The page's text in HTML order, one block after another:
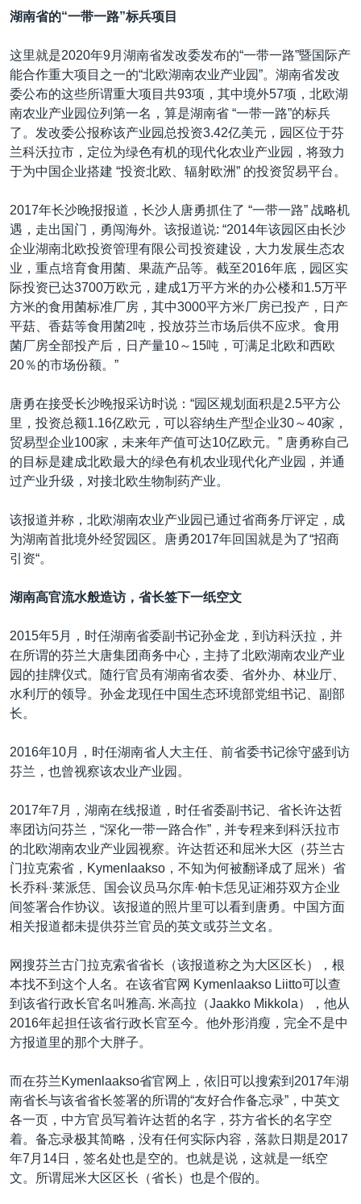
湖南省的“一带一路”标兵项目
这里就是2020年9月湖南省发改委发布的“一带一路”暨国际产
能合作重大项目之一的“北欧湖南农业产业园”。湖南省发改
委公布的这些所谓重大项目共93项，其中境外57项，北欧湖
南农业产业园位列第一名，算是湖南省 “一带一路”的标兵
了。发改委公报称该产业园总投资3.42亿美元，园区位于芬
兰科沃拉市，定位为绿色有机的现代化农业产业园，将致力
于为中国企业搭建 “投资北欧、辐射欧洲” 的投资贸易平台。
2017年长沙晚报报道，长沙人唐勇抓住了 “一带一路” 战略机
遇，走出国门，勇闯海外。该报道说: “2014年该园区由长沙
企业湖南北欧投资管理有限公司投资建设，大力发展生态农
业，重点培育食用菌、果蔬产品等。截至2016年底，园区实
际投资已达3700万欧元，建成1万平方米的办公楼和1.5万平
方米的食用菌标准厂房，其中3000平方米厂房已投产，日产
平菇、香菇等食用菌2吨，投放芬兰市场后供不应求。食用
菌厂房全部投产后，日产量10～15吨，可满足北欧和西欧
20％的市场份额。”
唐勇在接受长沙晚报采访时说：“园区规划面积是2.5平方公
里，投资总额1.16亿欧元，可以容纳生产型企业30～40家，
贸易型企业100家，未来年产值可达10亿欧元。” 唐勇称自己
的目标是建成北欧最大的绿色有机农业现代化产业园，并通
过产业升级，对接北欧生物制药产业。
该报道并称，北欧湖南农业产业园已通过省商务厅评定，成
为湖南首批境外经贸园区。唐勇2017年回国就是为了“招商
引资“。
湖南高官流水般造访，省长签下一纸空文
2015年5月，时任湖南省委副书记孙金龙，到访科沃拉，并
在所谓的芬兰大唐集团商务中心，主持了北欧湖南农业产业
园的挂牌仪式。随行官员有湖南省农委、省外办、林业厅、
水利厅的领导。孙金龙现任中国生态环境部党组书记、副部
长。
2016年10月，时任湖南省人大主任、前省委书记徐守盛到访
芬兰，也曾视察该农业产业园。
2017年7月，湖南在线报道，时任省委副书记、省长许达哲
率团访问芬兰，“深化一带一路合作”，并专程来到科沃拉市
的北欧湖南农业产业园视察。许达哲还和屈米大区（芬兰古
门拉克索省，Kymenlaakso，不知为何被翻译成了屈米）省
长乔科·莱派恁、国会议员马尔库·帕卡恁见证湘芬双方企业
间签署合作协议。该报道的照片里可以看到唐勇。中国方面
相关报道都未提供芬兰官员的英文或芬兰文名。
网搜芬兰古门拉克索省省长（该报道称之为大区区长），根
本找不到这个人名。在该省官网 Kymenlaakso Liitto可以查
到该省行政长官名叫雅高. 米高拉（Jaakko Mikkola），他从
2016年起担任该省行政长官至今。他外形消瘦，完全不是中
方报道里的那个大胖子。
而在芬兰Kymenlaakso省官网上，依旧可以搜索到2017年湖
南省长与该省省长签署的所谓的“友好合作备忘录”，中英文
各一页，中方官员写着许达哲的名字，芬方省长的名字空
着。备忘录极其简略，没有任何实际内容，落款日期是2017
年7月14日，签名处也是空的。也就是说，这就是一纸空
文。所谓屈米大区区长（省长）也是个假的。